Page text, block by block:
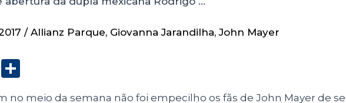
/ Allianz Parque, Giovanna Jarandilha,John Mayer
Li
no meio da semana não foi empecilho os fãs de John Mayer de se